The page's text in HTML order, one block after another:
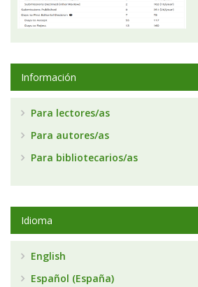
Información
Para lectores/as
Para autores/as
Para bibliotecarios/as
Idioma
English
Español (España)